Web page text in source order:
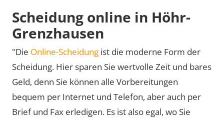
Scheidung online in Höhr-
Grenzhausen
"Die Online-Scheidung ist die moderne Form der
Scheidung. Hier sparen Sie wertvolle Zeit und bares
Geld, denn Sie können alle Vorbereitungen
bequem per Internet und Telefon, aber auch per
Brief und Fax erledigen. Es ist also egal, wo Sie